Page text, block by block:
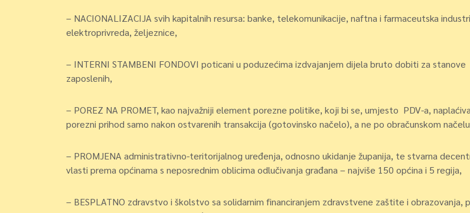
– NACIONALIZACIJA svih kapitalnih resursa: banke, telekomunikacije, naftna i farmaceutska
elektroprivreda, željeznice,
– INTERNI STAMBENI FONDOVI poticani u poduzećima izdvajanjem dijela bruto dobiti za stanove
zaposlenih,
– POREZ NA PROMET, kao najvažniji element porezne politike, koji bi se, umjesto PDV-a,
porezni prihod samo nakon ostvarenih transakcija (gotovinsko načelo), a ne po obračunskom
– PROMJENA administrativno-teritorijalnog uređenja, odnosno ukidanje županija, te stvarna
vlasti prema općinama s neposrednim oblicima odlučivanja građana – najviše 150 općina i 5 regija,
– BESPLATNO zdravstvo i školstvo sa solidarnim financiranjem zdravstvene zaštite i obrazovanja,